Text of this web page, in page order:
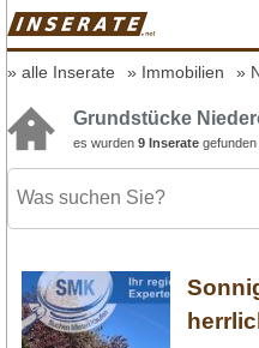
alle Inserate Immobilien
Grundstücke
es wurden 9 Inserate gefunden